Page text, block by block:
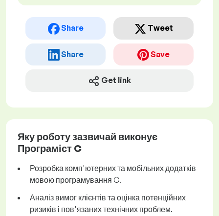
Share Tweet
Share Save
Get link
Яку роботу зазвичай виконує
Програміст C
Розробка комп'ютерних та мобільних додатків
мовою програмування C.
Аналіз вимог клієнтів та оцінка потенційних
ризиків і пов'язаних технічних проблем.